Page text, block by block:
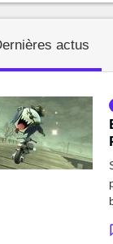
actus